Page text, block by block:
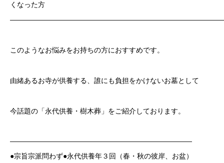
くなった方
このようなお悩みをお持ちの方におすすめです。
由緒あるお寺が供養する、誰にも負担をかけないお墓として
今話題の「永代供養・樹木葬」をご紹介しております。
——————————————————————————
●宗旨宗派問わず●永代供養年３回（春・秋の彼岸、お盆）